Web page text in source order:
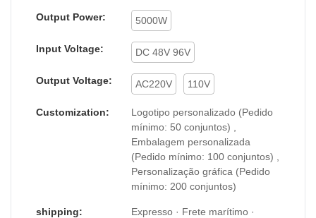
Output Power: 5000W
Input Voltage: DC 48V 96V
Output Voltage: AC220V 110V
Customization:
Logotipo personalizado (Pedido
mínimo: 50 conjuntos) ,
Embalagem personalizada
(Pedido mínimo: 100 conjuntos) ,
Personalização gráfica (Pedido
mínimo: 200 conjuntos)
shipping:
Expresso · Frete marítimo ·